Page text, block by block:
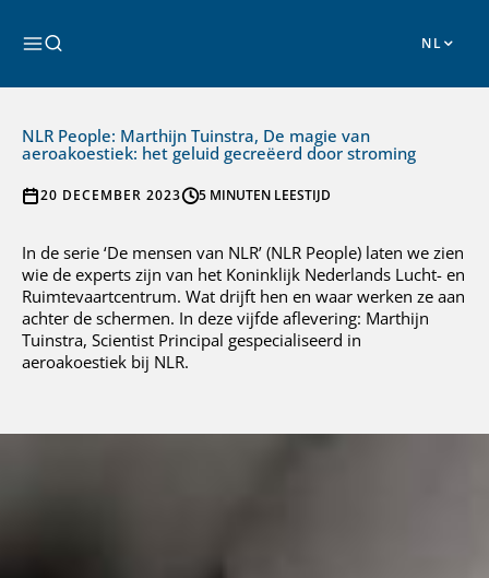
naar Zoeken
NLR People: Marthijn Tuinstra, De magie van
aeroakoestiek: het geluid gecreëerd door stroming
20 DECEMBER 2023 5 MINUTEN LEESTIJD
In de serie ‘De mensen van NLR’ (NLR People) laten we zien
wie de experts zijn van het Koninklijk Nederlands Lucht- en
Ruimtevaartcentrum. Wat drijft hen en waar werken ze aan
achter de schermen. In deze vijfde aflevering: Marthijn
Tuinstra, Scientist Principal gespecialiseerd in
aeroakoestiek bij NLR.